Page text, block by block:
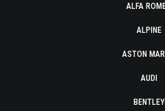
ALFA
ALPINE
ASTON
AUDI
BENTLEY